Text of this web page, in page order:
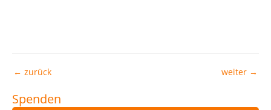
← zurück weiter →
Spenden